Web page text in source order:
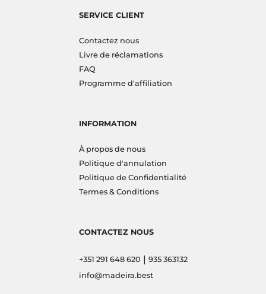
SERVICE CLIENT
Contactez nous
Livre de réclamations
FAQ
Programme d'affiliation
INFORMATION
À propos de nous
Politique d'annulation
Politique de Confidentialité
Termes & Conditions
CONTACTEZ NOUS
+351 291 648 620 | 935 363132
info@madeira.best